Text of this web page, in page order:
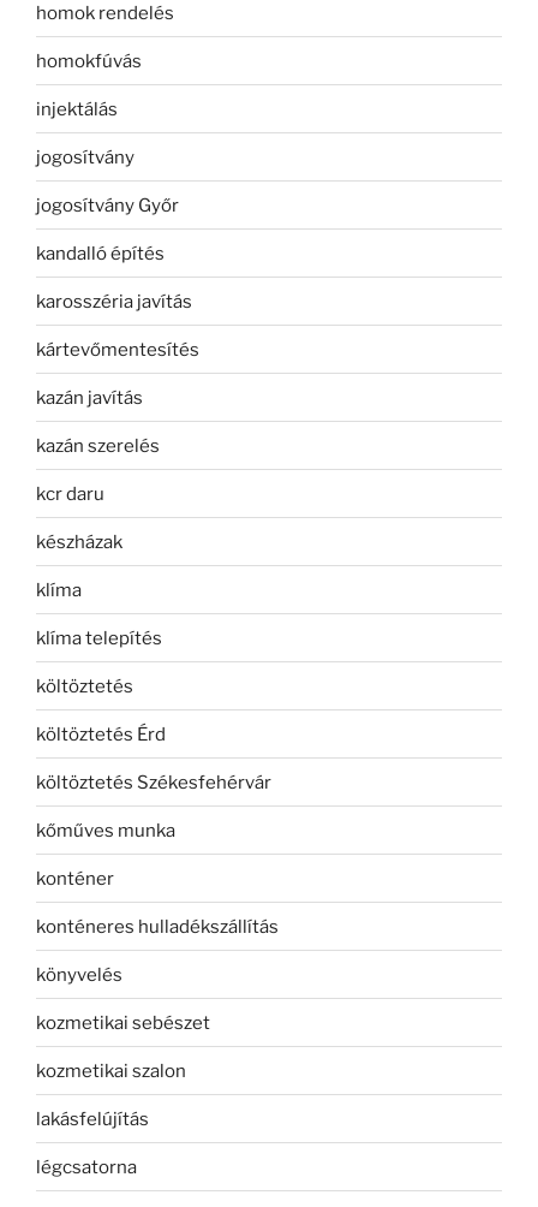
homok rendelés
homokfúvás
injektálás
jogosítvány
jogosítvány Győr
kandalló építés
karosszéria javítás
kártevőmentesítés
kazán javítás
kazán szerelés
kcr daru
készházak
klíma
klíma telepítés
költöztetés
költöztetés Érd
költöztetés Székesfehérvár
kőműves munka
konténer
konténeres hulladékszállítás
könyvelés
kozmetikai sebészet
kozmetikai szalon
lakásfelújítás
légcsatorna